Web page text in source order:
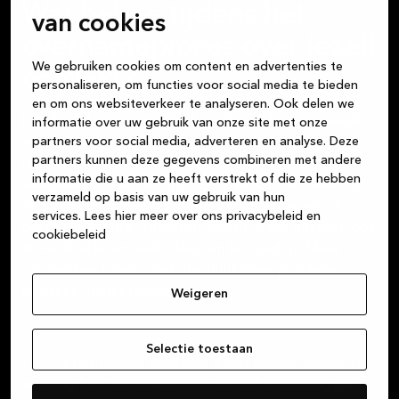
van cookies
We gebruiken cookies om content en advertenties te
personaliseren, om functies voor social media te bieden
en om ons websiteverkeer te analyseren. Ook delen we
informatie over uw gebruik van onze site met onze
partners voor social media, adverteren en analyse. Deze
partners kunnen deze gegevens combineren met andere
informatie die u aan ze heeft verstrekt of die ze hebben
verzameld op basis van uw gebruik van hun
services. Lees hier meer over ons privacybeleid en
cookiebeleid
Weigeren
Selectie toestaan
Wat heb je tijdens het
ontdekt?
Dat ik veel meer kan dan ik dacht. De keukenwereld
wordt door mannen gedomineerd. Bij Kvik gaat het
niet alleen om de showroom, je hebt ook een
werkplaats, waar het grootste deel van het team uit
mannen bestaat. In het begin zagen ze me als 'de
dochter van Dick'. Hierdoor voelde ik me onzeker, ook
ons huidige team is dat absoluut geen probleem,
iedereen neemt me serieus.
ervaring had dan waarvoor ik mezelf erkenning gaf,